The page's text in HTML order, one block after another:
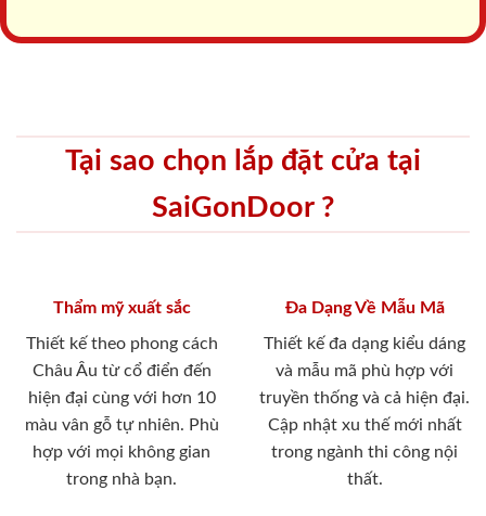
Tại sao chọn lắp đặt cửa tại
SaiGonDoor ?
Thẩm mỹ xuất sắc
Thiết kế theo phong cách
Châu Âu từ cổ điển đến
hiện đại cùng với hơn 10
màu vân gỗ tự nhiên. Phù
hợp với mọi không gian
trong nhà bạn.
Đa Dạng Về Mẫu Mã
Thiết kế đa dạng kiểu dáng
và mẫu mã phù hợp với
truyền thống và cả hiện đại.
Cập nhật xu thế mới nhất
trong ngành thi công nội
thất.